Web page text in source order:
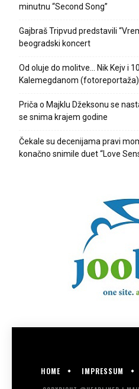
minutnu “Second Song”
Gajbraš Tripvud predstavili
beogradski koncert
Od oluje do molitve… Nik Kejv i
Kalemegdanom (fotoreportaža)
Priča o Majklu Džeksonu se
se snima krajem godine
Čekale su decenijama pravi
konačno snimile duet “Love
HOME IMPRESSUM